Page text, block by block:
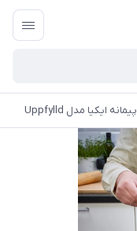
پيمانه ایکیا مدل Uppfylld